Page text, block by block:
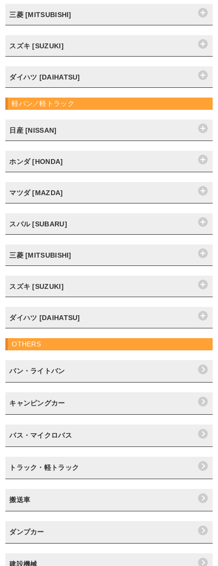
三菱 [MITSUBISHI]
スズキ [SUZUKI]
ダイハツ [DAIHATSU]
軽バン／軽トラック
日産 [NISSAN]
ホンダ [HONDA]
マツダ [MAZDA]
スバル [SUBARU]
三菱 [MITSUBISHI]
スズキ [SUZUKI]
ダイハツ [DAIHATSU]
OTHERS
バン・ライトバン
キャンピングカー
バス・マイクロバス
トラック・軽トラック
搬送車
ダンプカー
建設機械